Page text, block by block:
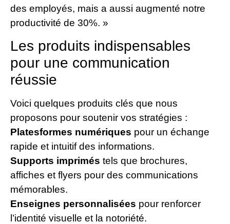
des employés, mais a aussi augmenté notre
productivité de 30%. »
Les produits indispensables
pour une communication
réussie
Voici quelques produits clés que nous
proposons pour soutenir vos stratégies :
Platesformes numériques pour un échange
rapide et intuitif des informations.
Supports imprimés tels que brochures,
affiches et flyers pour des communications
mémorables.
Enseignes personnalisées pour renforcer
l’identité visuelle et la notoriété.